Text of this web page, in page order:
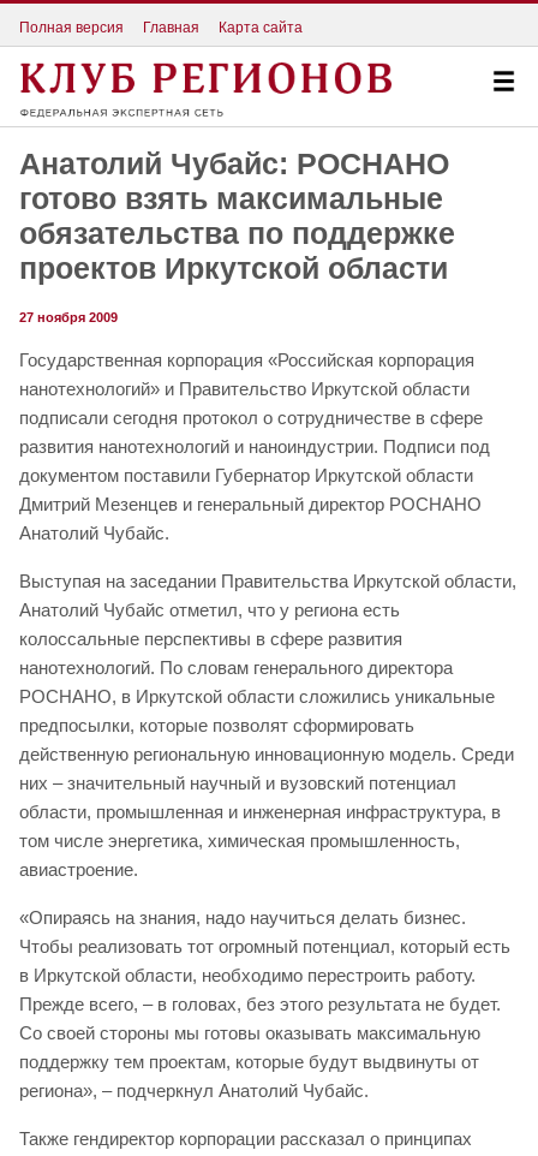
Полная версия Главная Карта сайта
Анатолий Чубайс: РОСНАНО
готово взять максимальные
обязательства по поддержке
проектов Иркутской области
27 ноября 2009
Государственная корпорация «Российская корпорация
нанотехнологий» и Правительство Иркутской области
подписали сегодня протокол о сотрудничестве в сфере
развития нанотехнологий и наноиндустрии. Подписи под
документом поставили Губернатор Иркутской области
Дмитрий Мезенцев и генеральный директор РОСНАНО
Анатолий Чубайс.
Выступая на заседании Правительства Иркутской области,
Анатолий Чубайс отметил, что у региона есть
колоссальные перспективы в сфере развития
нанотехнологий. По словам генерального директора
РОСНАНО, в Иркутской области сложились уникальные
предпосылки, которые позволят сформировать
действенную региональную инновационную модель. Среди
них – значительный научный и вузовский потенциал
области, промышленная и инженерная инфраструктура, в
том числе энергетика, химическая промышленность,
авиастроение.
«Опираясь на знания, надо научиться делать бизнес.
Чтобы реализовать тот огромный потенциал, который есть
в Иркутской области, необходимо перестроить работу.
Прежде всего, – в головах, без этого результата не будет.
Со своей стороны мы готовы оказывать максимальную
поддержку тем проектам, которые будут выдвинуты от
региона», – подчеркнул Анатолий Чубайс.
Также гендиректор корпорации рассказал о принципах